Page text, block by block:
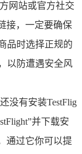
网站或官方社交
接，一定要确保
品时选择正规的
以防遭遇安全风
没有安装TestFlig
并下载安
通过它你可以提